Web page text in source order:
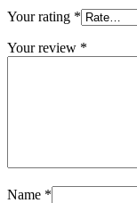
Your rating *
Your review *
Name *